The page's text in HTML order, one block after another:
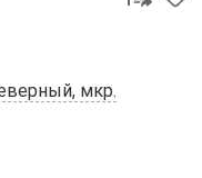
мкр.